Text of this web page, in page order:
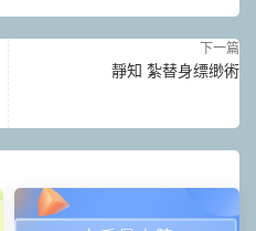
下一篇
靜知 紮替身缥缈術